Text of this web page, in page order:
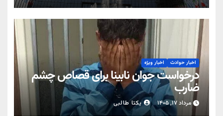
اخبار حوادث اخبار ویژه
درخواست جوان نابینا برای قصاص چشم
ضارب
مرداد ۱۷, ۱۴۰۵ یکتا طالبی